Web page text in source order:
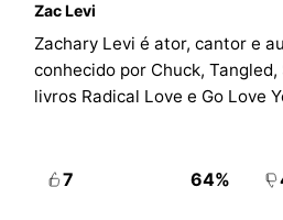
Zac Levi
Zachary Levi é ator, cantor e
conhecido por Chuck,
livros Radical Love e Go Love
7 64%